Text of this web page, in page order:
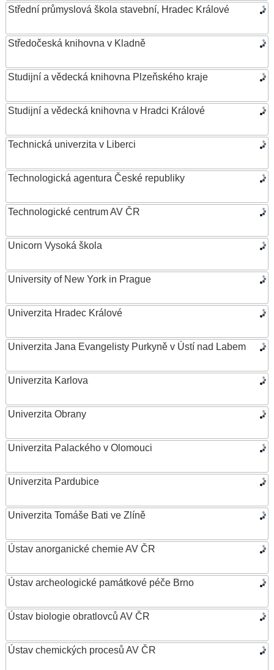
Střední průmyslová škola stavební, Hradec Králové
Středočeská knihovna v Kladně
Studijní a vědecká knihovna Plzeňského kraje
Studijní a vědecká knihovna v Hradci Králové
Technická univerzita v Liberci
Technologická agentura České republiky
Technologické centrum AV ČR
Unicorn Vysoká škola
University of New York in Prague
Univerzita Hradec Králové
Univerzita Jana Evangelisty Purkyně v Ústí nad Labem
Univerzita Karlova
Univerzita Obrany
Univerzita Palackého v Olomouci
Univerzita Pardubice
Univerzita Tomáše Bati ve Zlíně
Ústav anorganické chemie AV ČR
Ústav archeologické památkové péče Brno
Ústav biologie obratlovců AV ČR
Ústav chemických procesů AV ČR